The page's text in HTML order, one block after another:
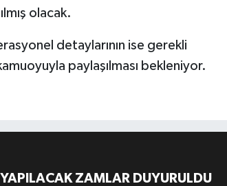
olacak.
detaylarının ise gerekli
paylaşılması bekleniyor.
ZAMLAR DUYURULDU